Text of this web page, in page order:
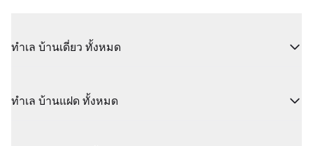
ทำเล บ้านเดี่ยว ทั้งหมด
ทำเล บ้านแฝด ทั้งหมด